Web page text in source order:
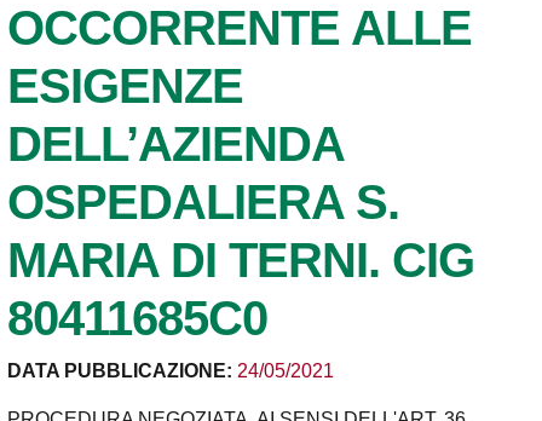
OCCORRENTE ALLE
ESIGENZE
DELL’AZIENDA
OSPEDALIERA S.
MARIA DI TERNI. CIG
80411685C0
DATA PUBBLICAZIONE: 24/05/2021